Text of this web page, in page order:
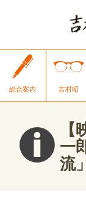
総合案内 吉村昭
一
流